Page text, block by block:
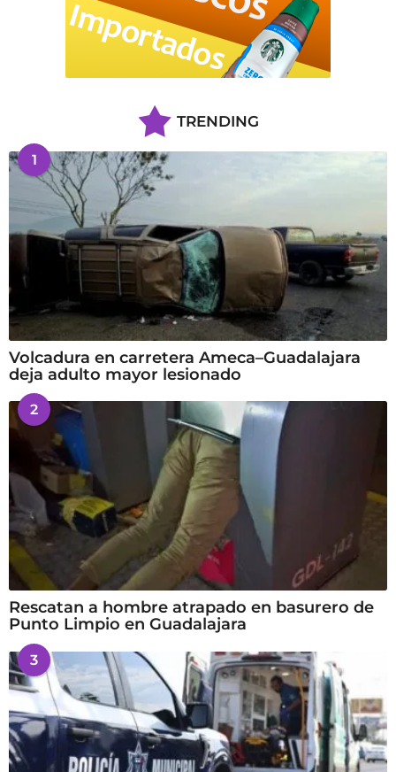
TRENDING
1
Volcadura en carretera Ameca–Guadalajara
deja adulto mayor lesionado
2
Rescatan a hombre atrapado en basurero de
Punto Limpio en Guadalajara
3